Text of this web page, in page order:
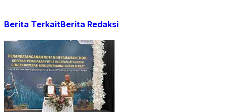
Berita TerkaitBerita Redaksi